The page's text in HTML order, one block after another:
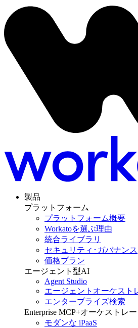
製品
プラットフォーム
プラットフォーム概要
Workatoを選ぶ理由
統合ライブラリ
セキュリティ･ガバナンス
価格プラン
エージェント型AI
Agent Studio
エージェントオーケスト
エンタープライズ検索
Enterprise MCP+オーケストレ
モダンな iPaaS